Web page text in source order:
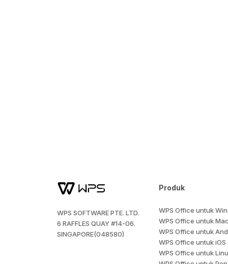
WPS SOFTWARE PTE. LTD.
6 RAFFLES QUAY #14-06.
SINGAPORE(048580)
Produk
WPS Office untuk
WPS Office untuk
WPS Office untuk
WPS Office untuk iOS
WPS Office untuk